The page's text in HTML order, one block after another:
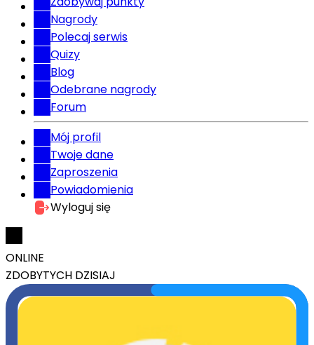
Nagrody
Polecaj serwis
Quizy
Blog
Odebrane nagrody
Forum
Mój profil
Twoje dane
Zaproszenia
Powiadomienia
Wyloguj się
ONLINE
ZDOBYTYCH DZISIAJ